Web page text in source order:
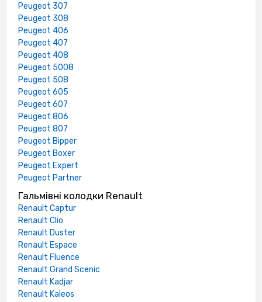
Peugeot 307
Peugeot 308
Peugeot 406
Peugeot 407
Peugeot 408
Peugeot 5008
Peugeot 508
Peugeot 605
Peugeot 607
Peugeot 806
Peugeot 807
Peugeot Bipper
Peugeot Boxer
Peugeot Expert
Peugeot Partner
Гальмівні колодки Renault
Renault Captur
Renault Clio
Renault Duster
Renault Espace
Renault Fluence
Renault Grand Scenic
Renault Kadjar
Renault Kaleos